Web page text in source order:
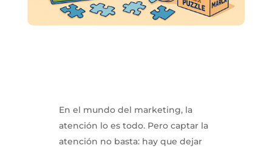
En el mundo del marketing, la
atención lo es todo. Pero captar la
atención no basta: hay que dejar